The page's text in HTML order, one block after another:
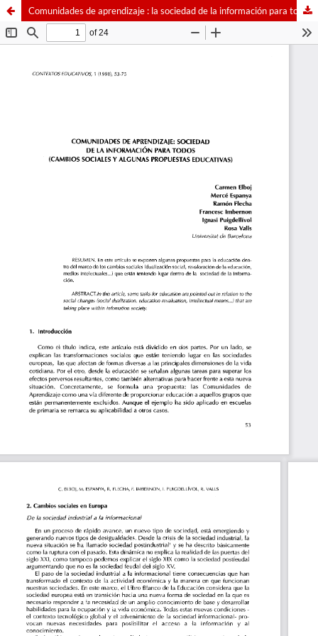
Comunidades de aprendizaje : la sociedad de la información para todos (cambios sociales y algunas propuestas educativas)